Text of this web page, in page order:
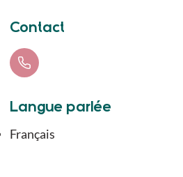
Contact
Langue parlée
Français